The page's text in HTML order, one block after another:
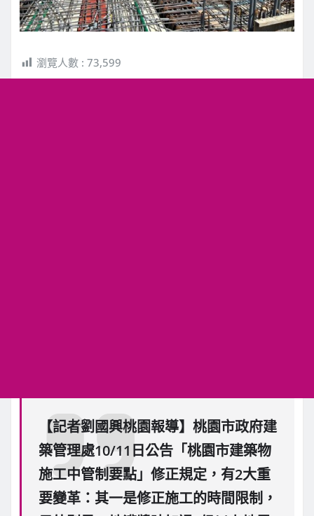
瀏覽人數 : 73,599
【記者劉國興桃園報導】桃園市政府建
築管理處10/11日公告「桃園市建築物
施工中管制要點」修正規定，有2大重
要變革：其一是修正施工的時間限制，